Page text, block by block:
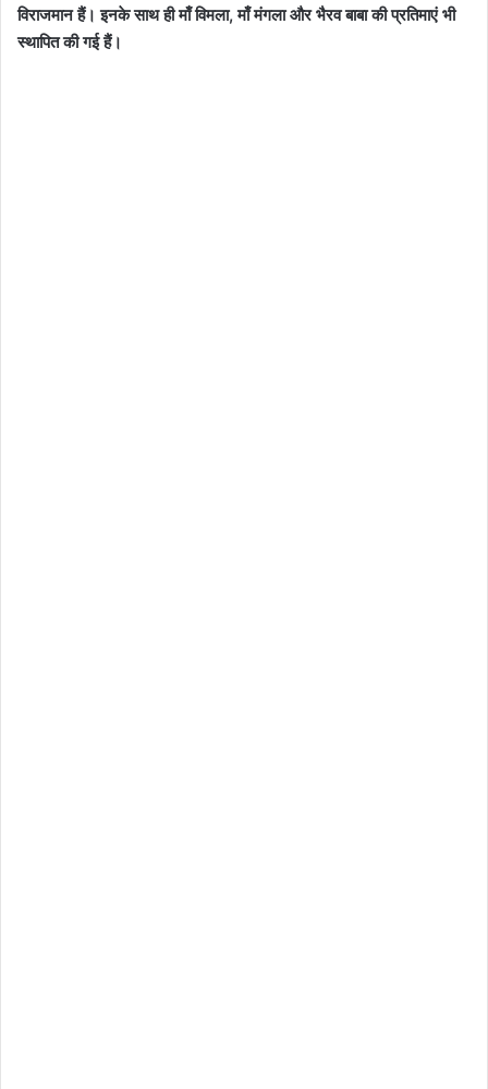
विराजमान हैं। इनके साथ ही माँ विमला, माँ मंगला और भैरव बाबा की प्रतिमाएं भी
स्थापित की गई हैं।